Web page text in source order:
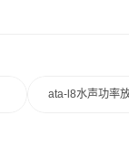
ata-l8水声功率